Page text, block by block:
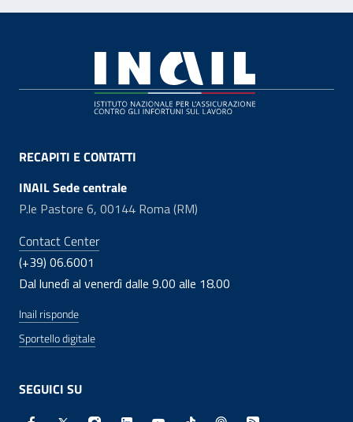
RECAPITI E CONTATTI
INAIL Sede centrale
P.le Pastore 6, 00144 Roma (RM)
Contact Center
(+39) 06.6001
Dal lunedì al venerdì dalle 9.00 alle 18.00
Inail risponde
Sportello digitale
SEGUICI SU